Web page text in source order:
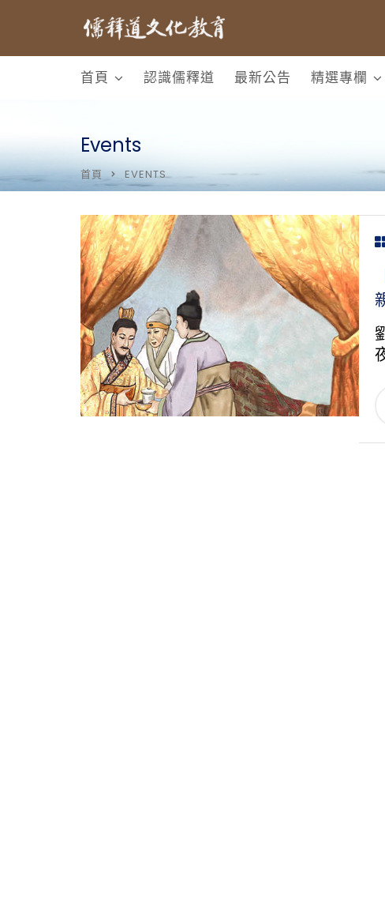
首頁 認識儒釋道 最新公告 精選專欄
Events
首頁 EVENTS